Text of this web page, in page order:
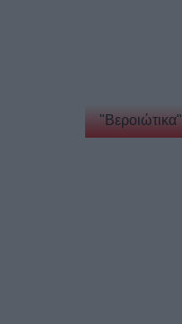
"Βεροιώτικα"